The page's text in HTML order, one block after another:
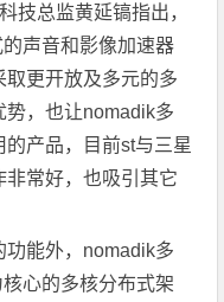
总监黄延镐指出，
声音和影像加速器
更开放及多元的多
，也让nomadik多
产品，目前st与三星
常好，也吸引其它
能外，nomadik多
心的多核分布式架